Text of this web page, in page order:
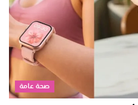
صحة عامة